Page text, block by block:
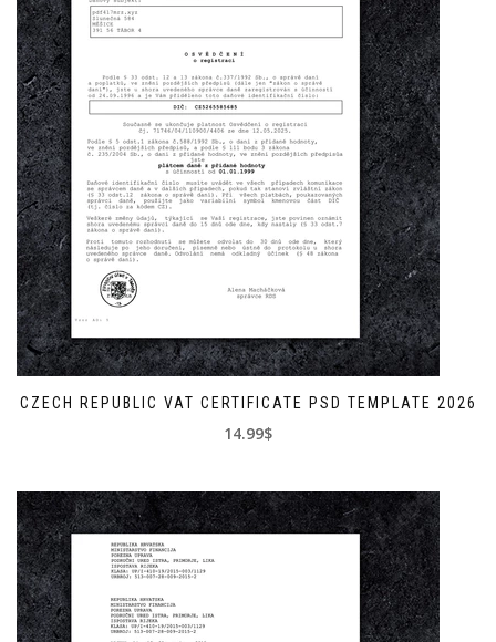
CZECH REPUBLIC VAT CERTIFICATE PSD TEMPLATE 2026
14.99$